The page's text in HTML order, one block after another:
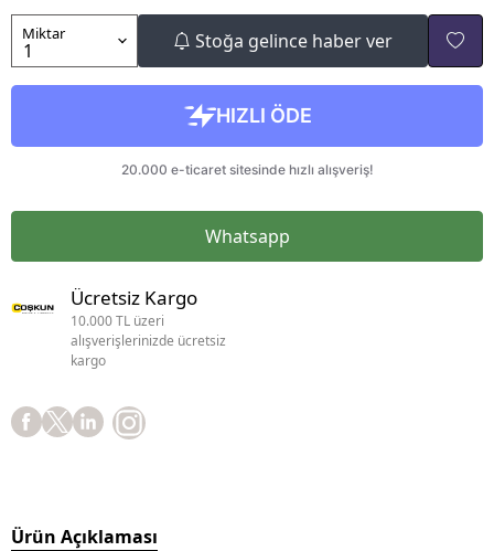
Miktar Stoğa gelince haber ver
Whatsapp
Ücretsiz Kargo
10.000 TL üzeri
alışverişlerinizde ücretsiz
kargo
Ürün Açıklaması